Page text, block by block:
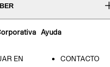
EN
Ayuda
CONTACTO